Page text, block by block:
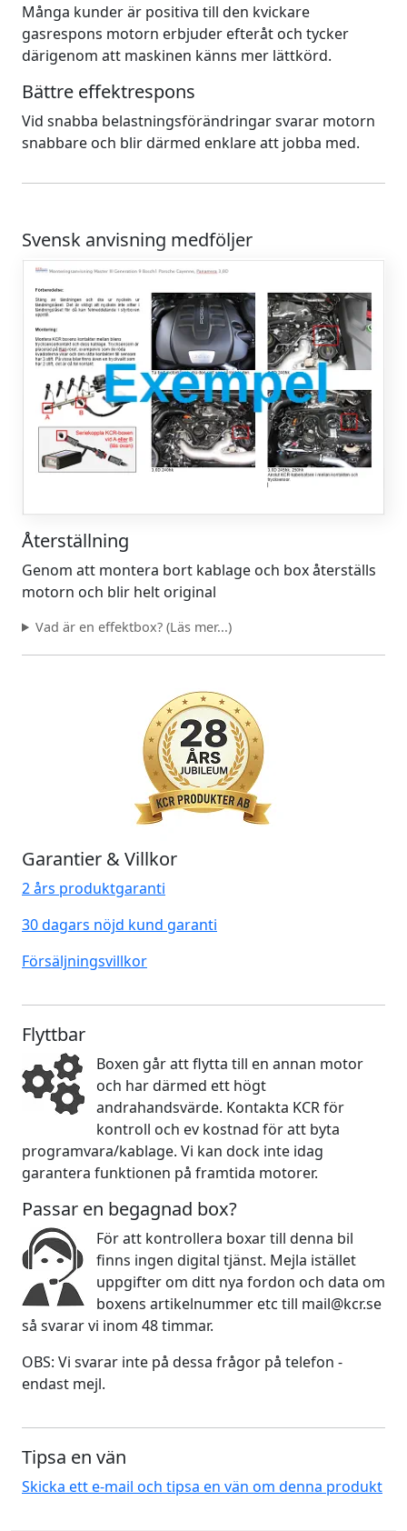
Många kunder är positiva till den kvickare
gasrespons motorn erbjuder efteråt och tycker
därigenom att maskinen känns mer lättkörd.
Bättre effektrespons
Vid snabba belastningsförändringar svarar motorn
snabbare och blir därmed enklare att jobba med.
Svensk anvisning medföljer
Återställning
Genom att montera bort kablage och box återställs
motorn och blir helt original
Vad är en effektbox? (Läs mer...)
Garantier & Villkor
2 års produktgaranti
30 dagars nöjd kund garanti
Försäljningsvillkor
Flyttbar
Boxen går att flytta till en annan motor
och har därmed ett högt
andrahandsvärde. Kontakta KCR för
kontroll och ev kostnad för att byta
programvara/kablage. Vi kan dock inte idag
garantera funktionen på framtida motorer.
Passar en begagnad box?
För att kontrollera boxar till denna bil
finns ingen digital tjänst. Mejla istället
uppgifter om ditt nya fordon och data om
boxens artikelnummer etc till mail@kcr.se
så svarar vi inom 48 timmar.
OBS: Vi svarar inte på dessa frågor på telefon -
endast mejl.
Tipsa en vän
Skicka ett e-mail och tipsa en vän om denna produkt